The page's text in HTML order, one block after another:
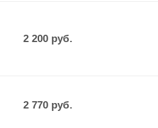
2 200руб.
2 770руб.